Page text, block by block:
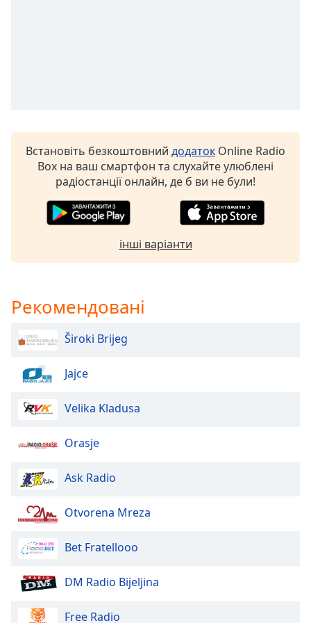
Color
Opacity
Caption
Background
Size
Edge
Style
Встановіть безкоштовний додаток Online Radio
Box на ваш смартфон та слухайте улюблені
радіостанції онлайн, де б ви не були!
інші варіанти
Рекомендовані
Široki Brijeg
Jajce
Velika Kladusa
Orasje
Ask Radio
Otvorena Mreza
Bet Fratellooo
DM Radio Bijeljina
Free Radio